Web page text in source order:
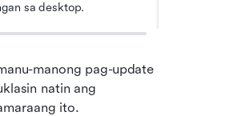
sa desktop.
manong pag-update
natin ang
ito.